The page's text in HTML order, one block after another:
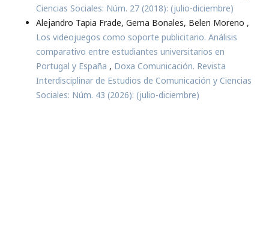
Ciencias Sociales: Núm. 27 (2018): (julio-diciembre)
Alejandro Tapia Frade, Gema Bonales, Belen Moreno ,
Los videojuegos como soporte publicitario. Análisis
comparativo entre estudiantes universitarios en
Portugal y España , Doxa Comunicación. Revista
Interdisciplinar de Estudios de Comunicación y Ciencias
Sociales: Núm. 43 (2026): (julio-diciembre)